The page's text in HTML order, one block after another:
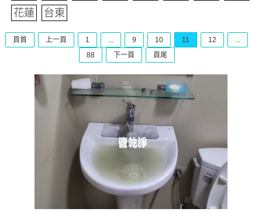
花蓮
台東
頁首 上一頁 1 ... 9 10 11 12
...
88
下一頁 頁尾